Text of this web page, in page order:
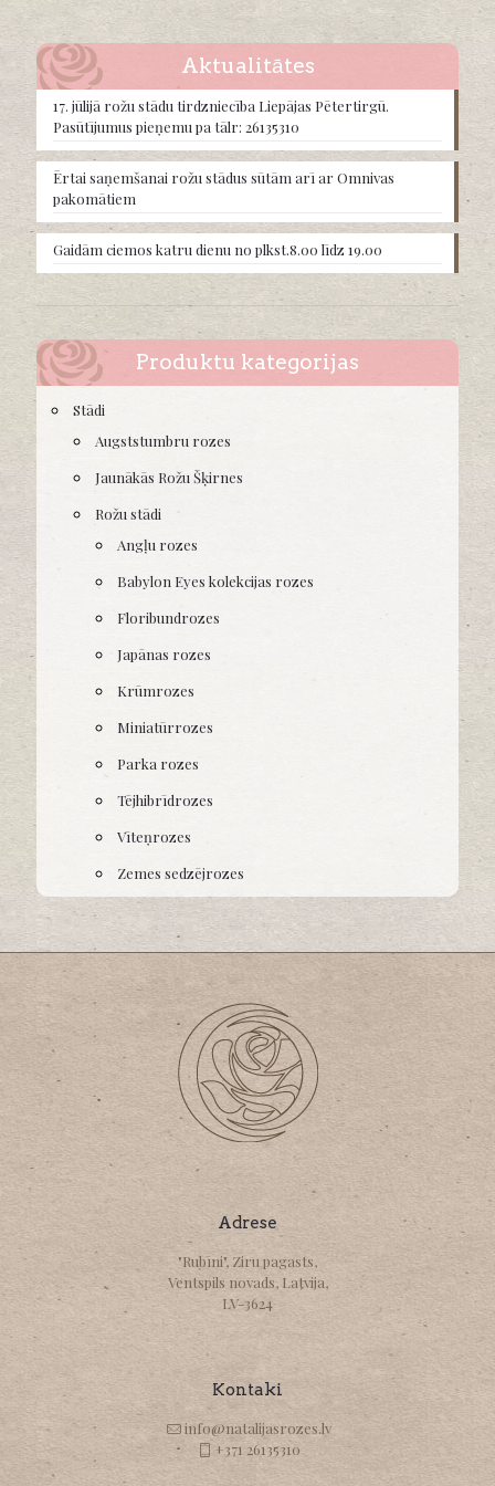
may
chosen
on
product
page
Aktualitātes
17. jūlijā rožu stādu tirdzniecība Liepājas Pētertirgū.
Pasūtījumus pieņemu pa tālr: 26135310
Ērtai saņemšanai rožu stādus sūtām arī ar Omnivas
pakomātiem
Gaidām ciemos katru dienu no plkst.8.00 līdz 19.00
Produktu kategorijas
Stādi
Augststumbru rozes
Jaunākās Rožu Šķirnes
Rožu stādi
Angļu rozes
Babylon Eyes kolekcijas rozes
Floribundrozes
Japānas rozes
Krūmrozes
Miniatūrrozes
Parka rozes
Tējhibrīdrozes
Vīteņrozes
Zemes sedzējrozes
Adrese
"Rubīni", Ziru pagasts,
Ventspils novads, Latvija,
LV-3624
Kontaki
info@natalijasrozes.lv
+371 26135310